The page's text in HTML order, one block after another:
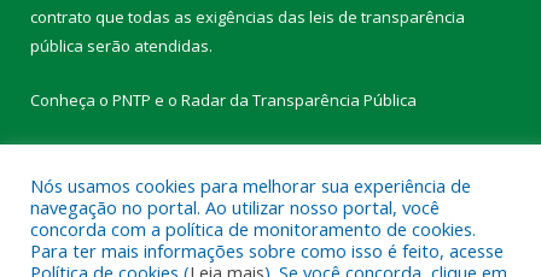
contrato que todas as exigências das leis de transparência
pública serão atendidas.
Conheça o PNTP e o Radar da Transparência Pública
Todos os direitos reservados a Prefeitura Municipal de Faro.
Nós usamos cookies para melhorar sua experiência de
navegação no portal. Ao utilizar nosso portal, você
concorda com a política de monitoramento de cookies.
Para ter mais informações sobre como isso é feito, acesse
Política de cookies (Leia mais). Se você concorda, clique em